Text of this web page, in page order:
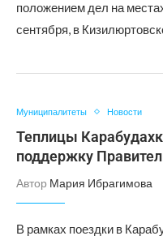
положением дел на
сентября, в
Муниципалитеты Новости
Теплицы
поддержку
Автор Мария Ибрагимова
В рамках поездки в